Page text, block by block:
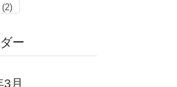
(2)
ー
月